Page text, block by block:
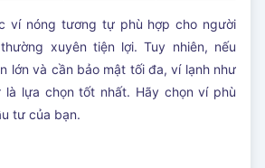
ví nóng tương tự phù hợp cho người
xuyên tiện lợi. Tuy nhiên, nếu
lớn và cần bảo mật tối đa, ví lạnh như
là lựa chọn tốt nhất. Hãy chọn ví phù
tư của bạn.